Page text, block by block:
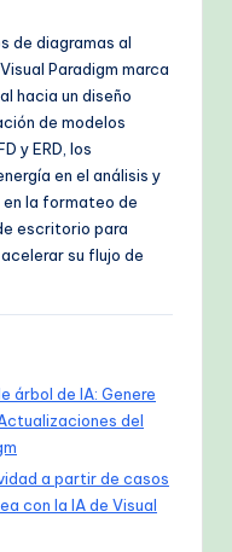
de diagramas al
Paradigm marca
hacia un diseño
de modelos
y ERD, los
en el análisis y
la formateo de
escritorio para
su flujo de
árbol de IA: Genere
del
a partir de casos
con la IA de Visual